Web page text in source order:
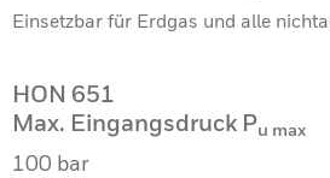
Einsetzbar für Erdgas und alle
HON 651
Max. Eingangsdruck Pu max
100 bar